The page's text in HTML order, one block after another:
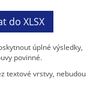
úplné výsledky,
povinné.
textové vrstvy, nebudou